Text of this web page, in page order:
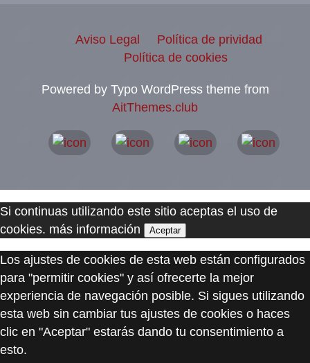
Aviso Legal
Política de prividad
Política de cookies
Powered by Typo WordPress theme from
AitThemes.club
Si continuas utilizando este sitio aceptas el uso de
cookies. más información Aceptar
Los ajustes de cookies de esta web están configurados
para "permitir cookies" y así ofrecerte la mejor
experiencia de navegación posible. Si sigues utilizando
esta web sin cambiar tus ajustes de cookies o haces
clic en "Aceptar" estarás dando tu consentimiento a
esto.